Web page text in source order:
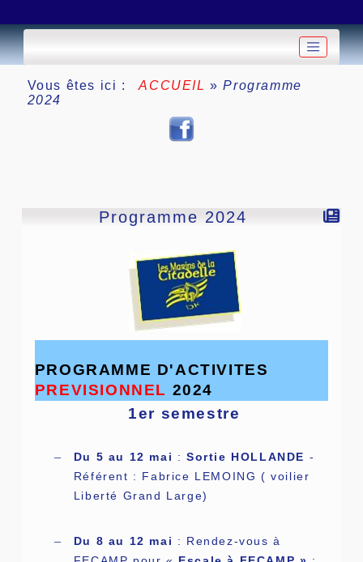
Vous êtes ici : ACCUEIL»Programme
2024
Programme 2024
PROGRAMME D'ACTIVITES
PREVISIONNEL 2024
1er semestre
– Du 5 au 12 mai : Sortie HOLLANDE -
Référent : Fabrice LEMOING ( voilier
Liberté Grand Large)
– Du 8 au 12 mai : Rendez-vous à